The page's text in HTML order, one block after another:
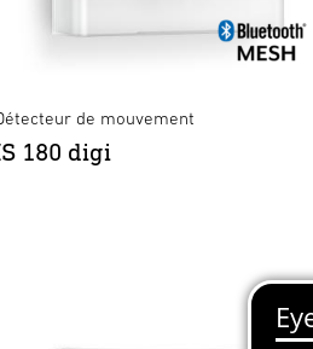
de mouvement
180 digi